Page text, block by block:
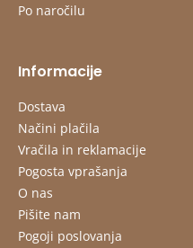
Po naročilu
Informacije
Dostava
Načini plačila
Vračila in reklamacije
Pogosta vprašanja
O nas
Pišite nam
Pogoji poslovanja